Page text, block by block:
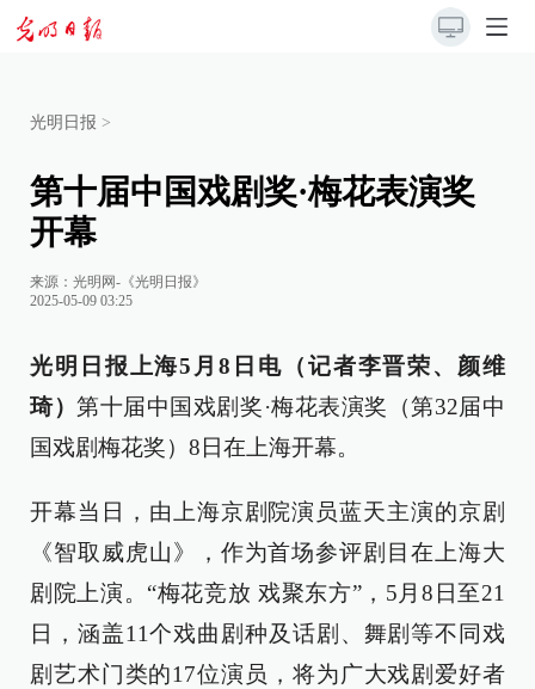
光明日报 >
第十届中国戏剧奖·梅花表演奖
开幕
来源： 光明网-《光明日报》
2025-05-09 03:25
光明日报上海5月8日电（记者李晋荣、颜维
琦）第十届中国戏剧奖·梅花表演奖（第32届中
国戏剧梅花奖）8日在上海开幕。
开幕当日，由上海京剧院演员蓝天主演的京剧
《智取威虎山》，作为首场参评剧目在上海大
剧院上演。“梅花竞放 戏聚东方”，5月8日至21
日，涵盖11个戏曲剧种及话剧、舞剧等不同戏
剧艺术门类的17位演员，将为广大戏剧爱好者